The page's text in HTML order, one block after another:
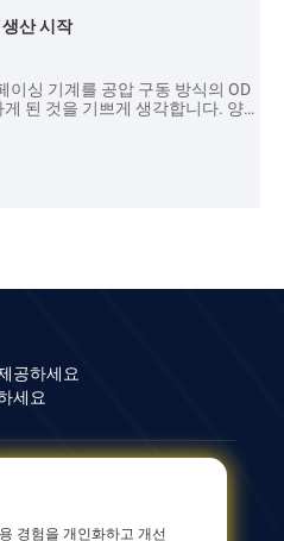
시작
기계를 공압 구동 방식의 OD
것을 기쁘게 생각합니다. 양해
공하세요
세요
Road, Wuxi 214082,
경험을 개인화하고 개선